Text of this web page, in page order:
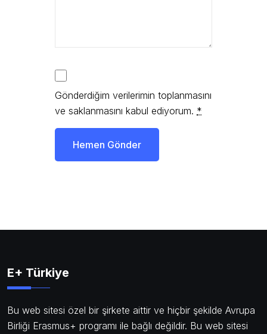
Gönderdiğim verilerimin toplanmasını
ve saklanmasını kabul ediyorum. *
Hemen Gönder
E+ Türkiye
Bu web sitesi özel bir şirkete aittir ve hiçbir şekilde Avrupa
Birliği Erasmus+ programı ile bağlı değildir. Bu web sitesi